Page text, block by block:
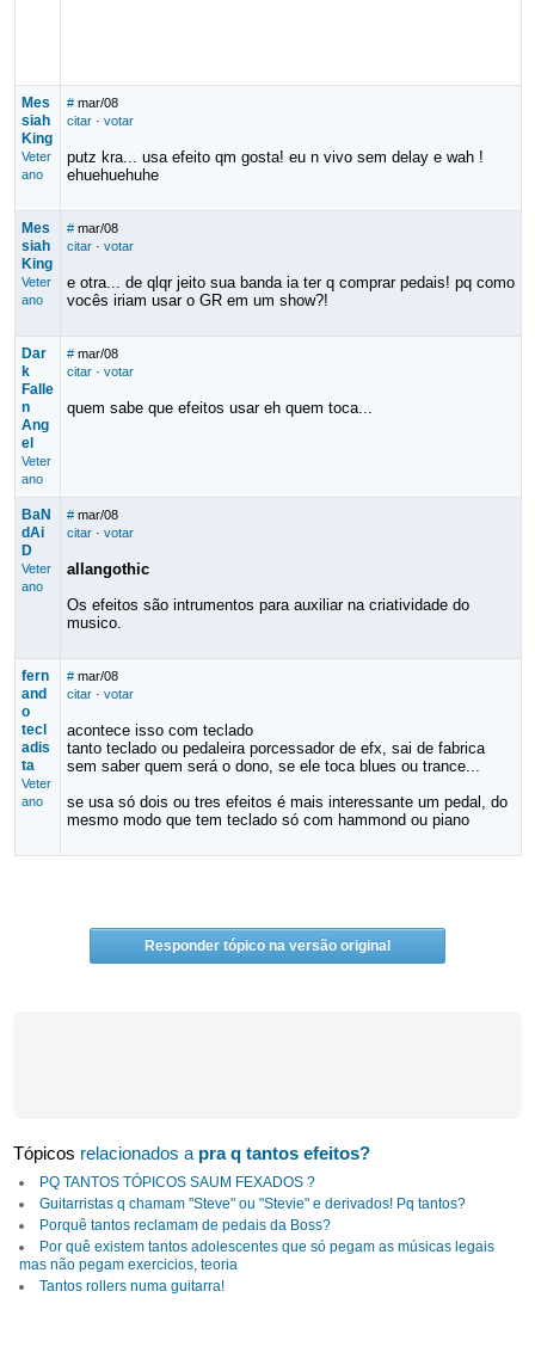
Mes
siah
King
Veter
ano
# mar/08
citar· votar
putz kra... usa efeito qm gosta! eu n vivo sem delay e wah !
ehuehuehuhe
Mes
siah
King
Veter
ano
# mar/08
citar· votar
e otra... de qlqr jeito sua banda ia ter q comprar pedais! pq como
vocês iriam usar o GR em um show?!
Dar
k
Falle
n
Ang
el
Veter
ano
# mar/08
citar· votar
quem sabe que efeitos usar eh quem toca...
BaN
dAi
D
Veter
ano
# mar/08
citar· votar
allangothic
Os efeitos são intrumentos para auxiliar na criatividade do
musico.
fern
and
o
tecl
adis
ta
Veter
ano
# mar/08
citar· votar
acontece isso com teclado
tanto teclado ou pedaleira porcessador de efx, sai de fabrica
sem saber quem será o dono, se ele toca blues ou trance...
se usa só dois ou tres efeitos é mais interessante um pedal, do
mesmo modo que tem teclado só com hammond ou piano
Responder tópico na versão original
Tópicos relacionados a pra q tantos efeitos?
PQ TANTOS TÓPICOS SAUM FEXADOS ?
Guitarristas q chamam "Steve" ou "Stevie" e derivados! Pq tantos?
Porquê tantos reclamam de pedais da Boss?
Por quê existem tantos adolescentes que só pegam as músicas legais
mas não pegam exercicios, teoria
Tantos rollers numa guitarra!